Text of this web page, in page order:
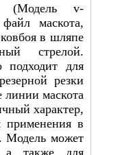
(Модель v-
маскота,
в шляпе
стрелой.
подходит для
резки
маскота
характер,
применения в
Модель может
а также для